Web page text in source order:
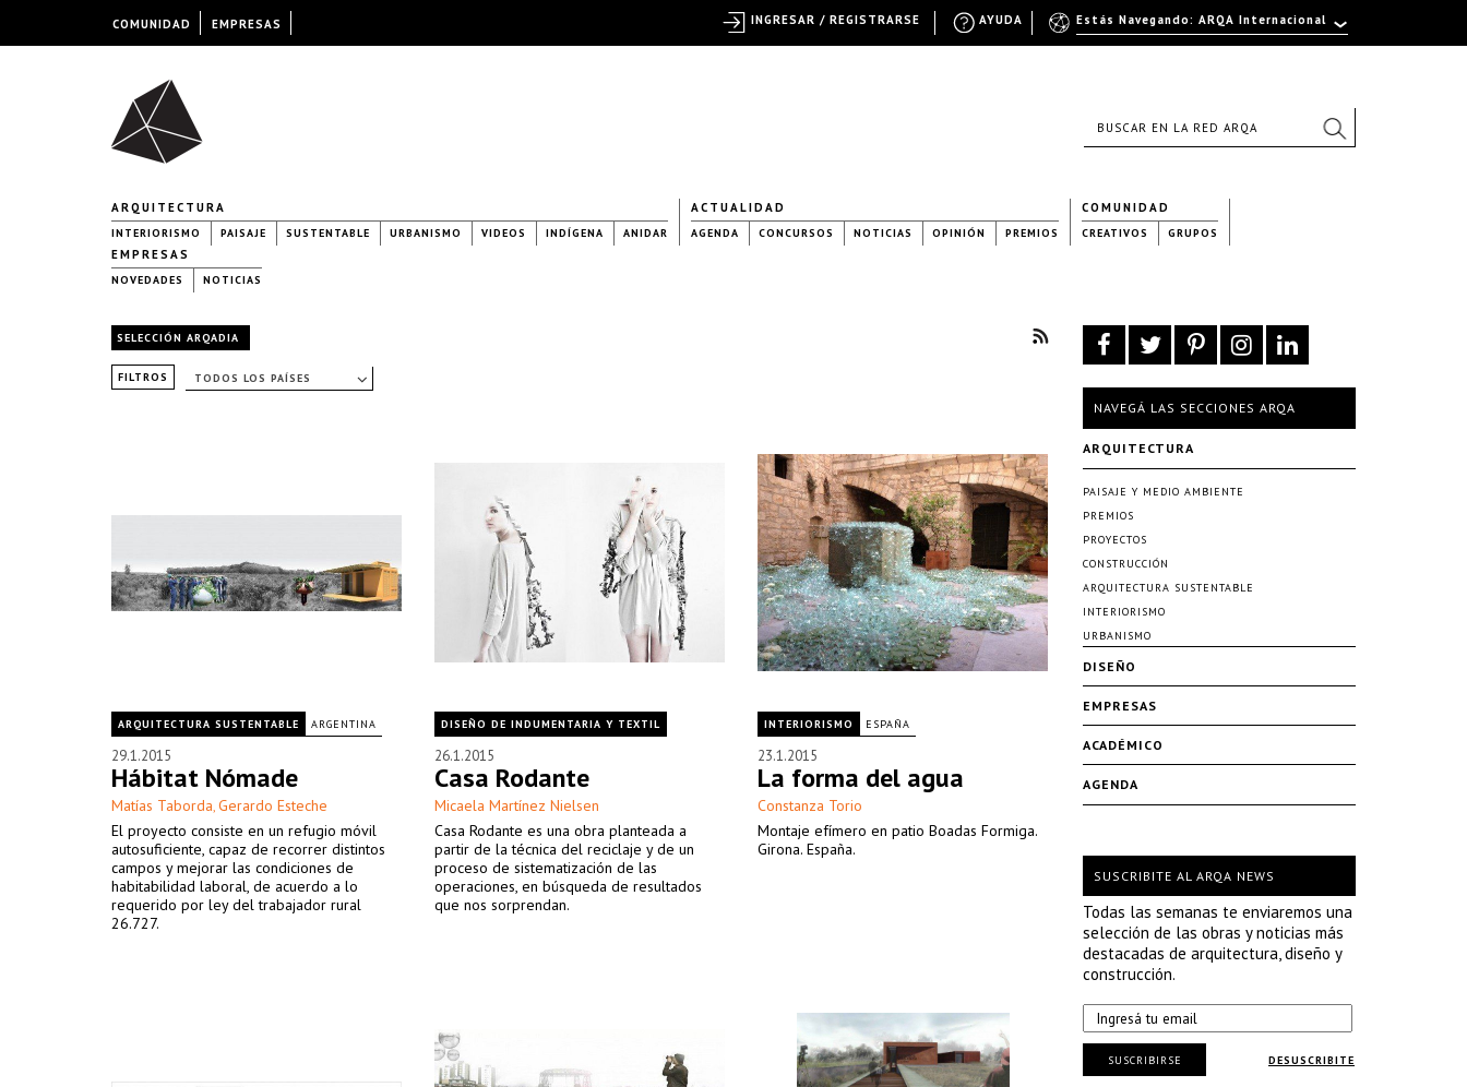
ARQUITECTURA
INTERIORISMO PAISAJE SUSTENTABLE URBANISMO VIDEOS INDÍGENA ANIDAR
ACTUALIDAD
AGENDA CONCURSOS NOTICIAS OPINIÓN PREMIOS
COMUNIDAD
CREATIVOS GRUPOS
EMPRESAS
NOVEDADES NOTICIAS
SELECCIÓN ARQADIA
FILTROS TODOS LOS PAÍSES
ARQUITECTURA SUSTENTABLE ARGENTINA
29.1.2015
Hábitat Nómade
Matías Taborda, Gerardo Esteche
El proyecto consiste en un refugio móvil
autosuficiente, capaz de recorrer distintos
campos y mejorar las condiciones de
habitabilidad laboral, de acuerdo a lo
requerido por ley del trabajador rural
26.727.
DISEÑO DE INDUMENTARIA Y TEXTIL
26.1.2015
Casa Rodante
Micaela Martínez Nielsen
Casa Rodante es una obra planteada a
partir de la técnica del reciclaje y de un
proceso de sistematización de las
operaciones, en búsqueda de resultados
que nos sorprendan.
INTERIORISMO ESPAÑA
23.1.2015
La forma del agua
Constanza Torio
Montaje efímero en patio Boadas Formiga.
Girona. España.
NAVEGÁ LAS SECCIONES ARQA
ARQUITECTURA
PAISAJE Y MEDIO AMBIENTE
PREMIOS
PROYECTOS
CONSTRUCCIÓN
ARQUITECTURA SUSTENTABLE
INTERIORISMO
URBANISMO
DISEÑO
EMPRESAS
ACADÉMICO
AGENDA
SUSCRIBITE AL ARQA NEWS
Todas las semanas te enviaremos una
selección de las obras y noticias más
destacadas de arquitectura, diseño y
construcción.
DESUSCRIBITE
SUSCRIBIRSE
COMUNIDAD EMPRESAS Estás Navegando: ARQA Internacional
AYUDA
INGRESAR / REGISTRARSE